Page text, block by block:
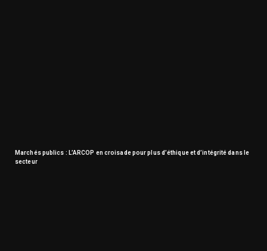
Marchés publics : L’ARCOP en croisade pour plus d’éthique et d’intégrité dans le
secteur